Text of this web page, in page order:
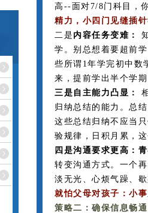
高--面对7/8门科目，
精力，小四门见缝插
二是 内容任务变难：
学。 别总想着要超前
些所谓1年学完初中数
来，提前学出半个学
三是自主能力凸显：
归纳总结的能力。总
这些总结归纳不应当
验规律，日积月累，
四是沟通要求更高：
转变沟通方式。一个
淡无光、心烦气躁、
就怕父母对孩子：小
策略二：确保信息畅通